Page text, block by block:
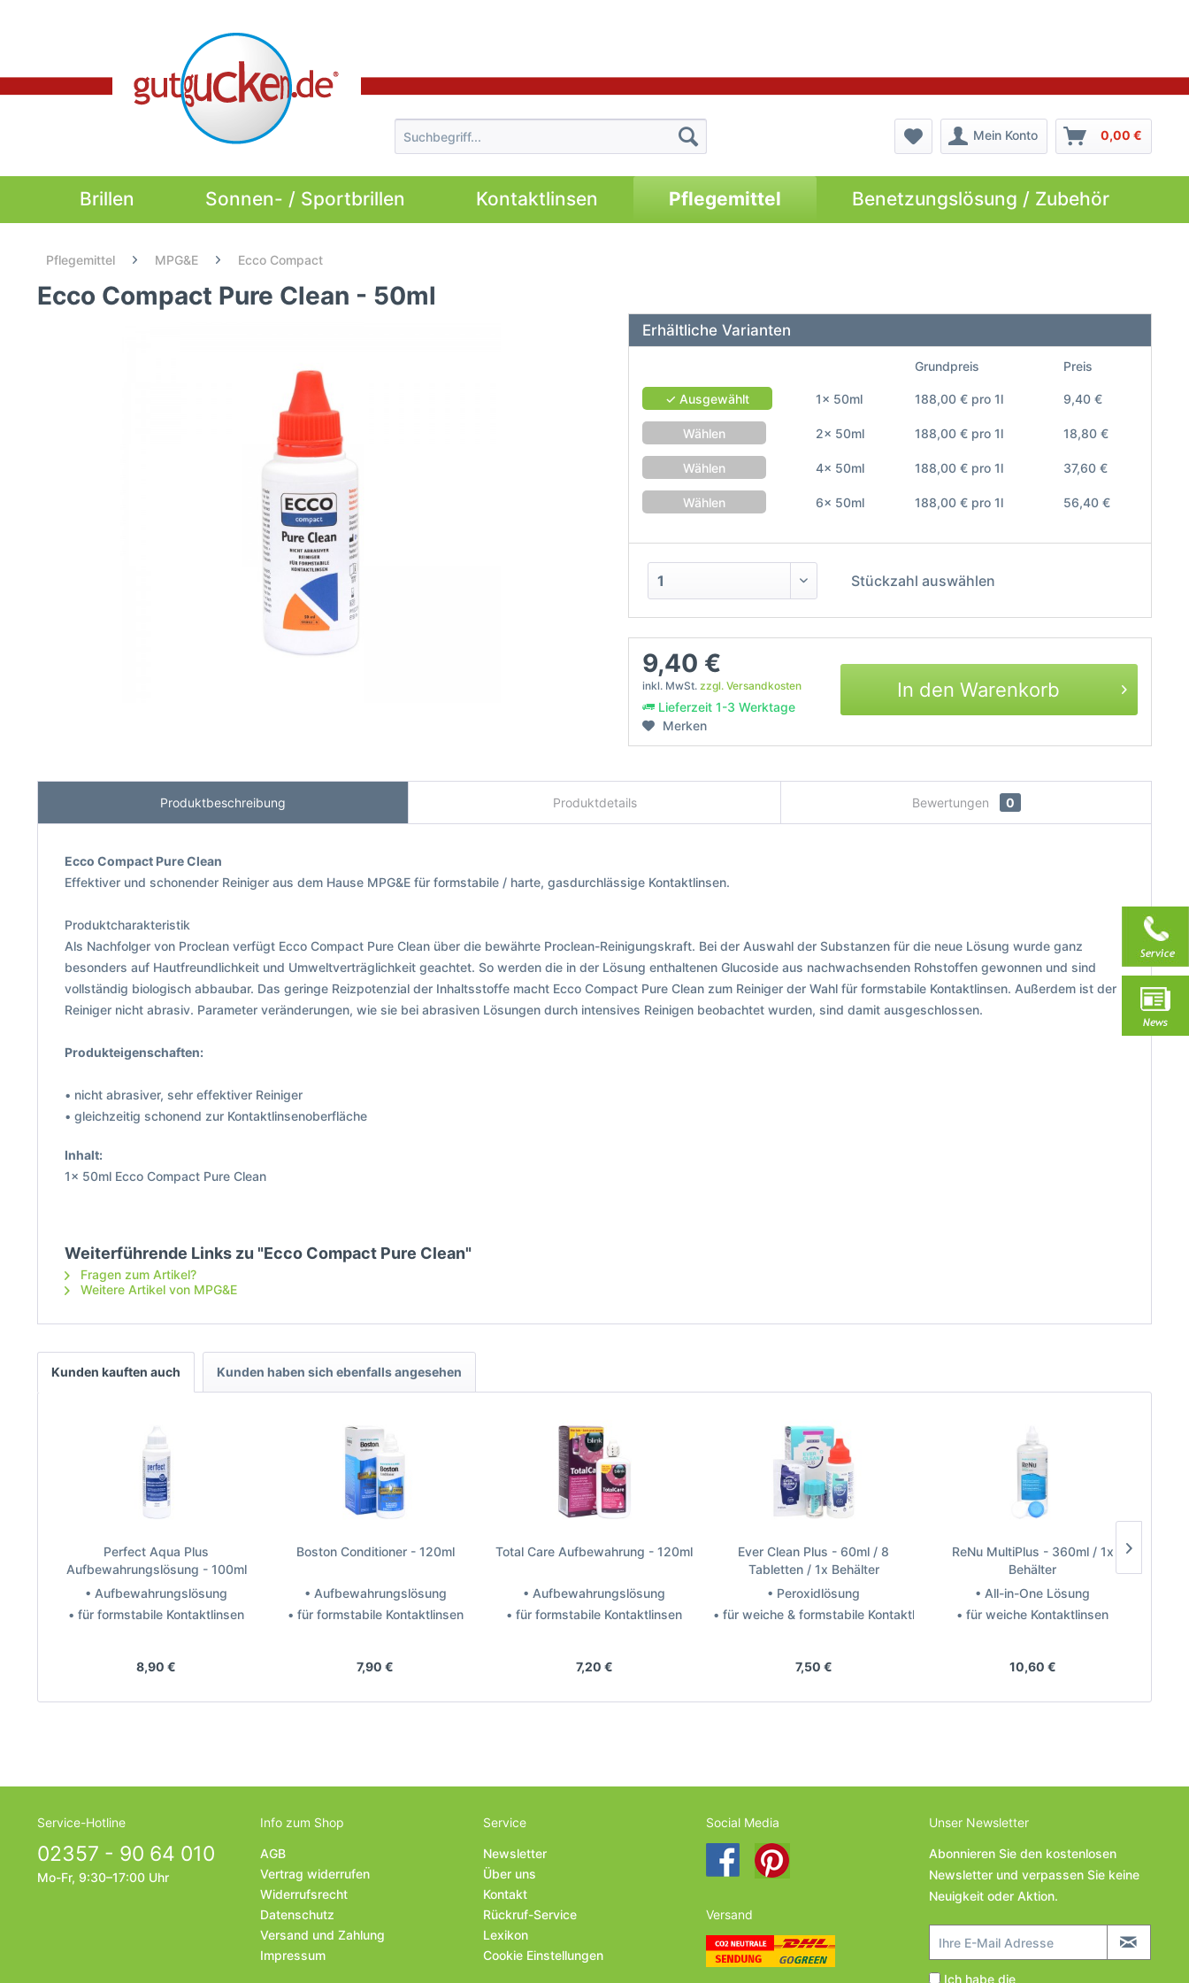
Mein Konto 0,00 €
Brillen Sonnen- / Sportbrillen Kontaktlinsen Pflegemittel Benetzungslösung / Zubehör
Pflegemittel MPG&E Ecco Compact
Ecco Compact Pure Clean - 50ml
Erhältliche Varianten
Grundpreis Preis
✓ Ausgewählt 1x 50ml 188,00 € pro 1l 9,40 €
Wählen 2x 50ml 188,00 € pro 1l 18,80 €
Wählen 4x 50ml 188,00 € pro 1l 37,60 €
Wählen 6x 50ml 188,00 € pro 1l 56,40 €
Stückzahl auswählen
9,40 €
inkl. MwSt. zzgl. Versandkosten
Lieferzeit 1-3 Werktage
In den Warenkorb
Merken
Produktbeschreibung Produktdetails Bewertungen 0
Ecco Compact Pure Clean
Effektiver und schonender Reiniger aus dem Hause MPG&E für formstabile / harte, gasdurchlässige Kontaktlinsen.
Produktcharakteristik
Als Nachfolger von Proclean verfügt Ecco Compact Pure Clean über die bewährte Proclean-Reinigungskraft. Bei der Auswahl der Substanzen für die neue Lösung wurde ganz
besonders auf Hautfreundlichkeit und Umweltverträglichkeit geachtet. So werden die in der Lösung enthaltenen Glucoside aus nachwachsenden Rohstoffen gewonnen und sind
vollständig biologisch abbaubar. Das geringe Reizpotenzial der Inhaltsstoffe macht Ecco Compact Pure Clean zum Reiniger der Wahl für formstabile Kontaktlinsen. Außerdem ist der
Reiniger nicht abrasiv. Parameter veränderungen, wie sie bei abrasiven Lösungen durch intensives Reinigen beobachtet wurden, sind damit ausgeschlossen.
Produkteigenschaften:
• nicht abrasiver, sehr effektiver Reiniger
• gleichzeitig schonend zur Kontaktlinsenoberfläche
Inhalt:
1x 50ml Ecco Compact Pure Clean
Weiterführende Links zu "Ecco Compact Pure Clean"
Fragen zum Artikel?
Weitere Artikel von MPG&E
Kunden kauften auch Kunden haben sich ebenfalls angesehen
Perfect Aqua Plus
Aufbewahrungslösung - 100ml
• Aufbewahrungslösung
• für formstabile Kontaktlinsen
8,90 €
Boston Conditioner - 120ml
• Aufbewahrungslösung
• für formstabile Kontaktlinsen
7,90 €
Total Care Aufbewahrung - 120ml
• Aufbewahrungslösung
• für formstabile Kontaktlinsen
7,20 €
Ever Clean Plus - 60ml / 8
Tabletten / 1x Behälter
• Peroxidlösung
• für weiche & formstabile Kontaktlinsen
7,50 €
ReNu MultiPlus - 360ml / 1x
Behälter
• All-in-One Lösung
• für weiche Kontaktlinsen
10,60 €
Service-Hotline
02357 - 90 64 010
Mo-Fr, 9:30–17:00 Uhr
Info zum Shop
AGB
Vertrag widerrufen
Widerrufsrecht
Datenschutz
Versand und Zahlung
Impressum
Service
Newsletter
Über uns
Kontakt
Rückruf-Service
Lexikon
Cookie Einstellungen
Social Media
Versand
Unser Newsletter
Abonnieren Sie den kostenlosen
Newsletter und verpassen Sie keine
Neuigkeit oder Aktion.
Ich habe die